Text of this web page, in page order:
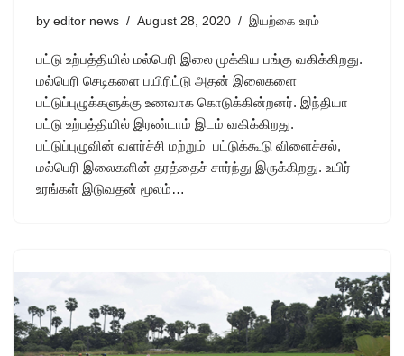
by editor news August 28, 2020 இயற்கை உரம்
பட்டு உற்பத்தியில் மல்பெரி இலை முக்கிய பங்கு வகிக்கிறது.
மல்பெரி செடிகளை பயிரிட்டு அதன் இலைகளை
பட்டுப்புழுக்களுக்கு உணவாக கொடுக்கின்றனர். இந்தியா
பட்டு உற்பத்தியில் இரண்டாம் இடம் வகிக்கிறது.
பட்டுப்புழுவின் வளர்ச்சி மற்றும் பட்டுக்கூடு விளைச்சல்,
மல்பெரி இலைகளின் தரத்தைச் சார்ந்து இருக்கிறது. உயிர்
உரங்கள் இடுவதன் மூலம்…